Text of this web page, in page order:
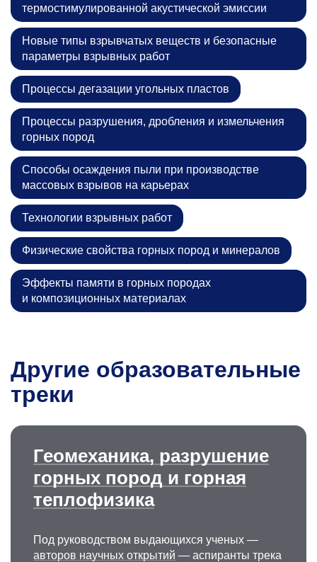
термостимулированной акустической эмиссии
Новые типы взрывчатых веществ и безопасные
параметры взрывных работ
Процессы дегазации угольных пластов
Процессы разрушения, дробления и измельчения
горных пород
Способы осаждения пыли при производстве
массовых взрывов на карьерах
Технологии взрывных работ
Физические свойства горных пород и минералов
Эффекты памяти в горных породах
и композиционных материалах
Другие образовательные
треки
Геомеханика, разрушение
горных пород и горная
теплофизика
Под руководством выдающихся ученых —
авторов научных открытий — аспиранты трека